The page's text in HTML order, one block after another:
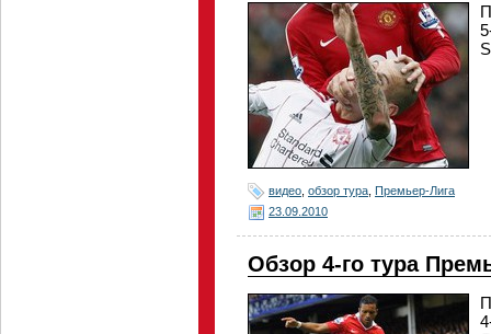
видео обзор тура Премьер-Лига
23.09.2010
Обзор 4-го тура